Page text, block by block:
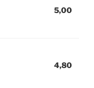
5,00
4,80